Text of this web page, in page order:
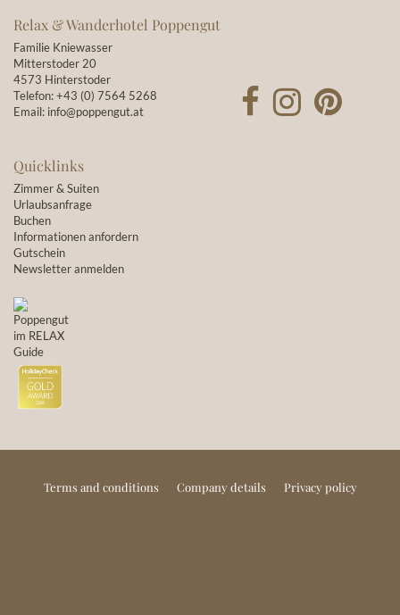
Relax & Wanderhotel Poppengut
Familie Kniewasser
Mitterstoder 20
4573 Hinterstoder
Telefon:+43 (0) 7564 5268
Email: info@poppengut.at
Quicklinks
Zimmer & Suiten
Urlaubsanfrage
Buchen
Informationen anfordern
Gutschein
Newsletter anmelden
Terms and conditions Company details Privacy policy